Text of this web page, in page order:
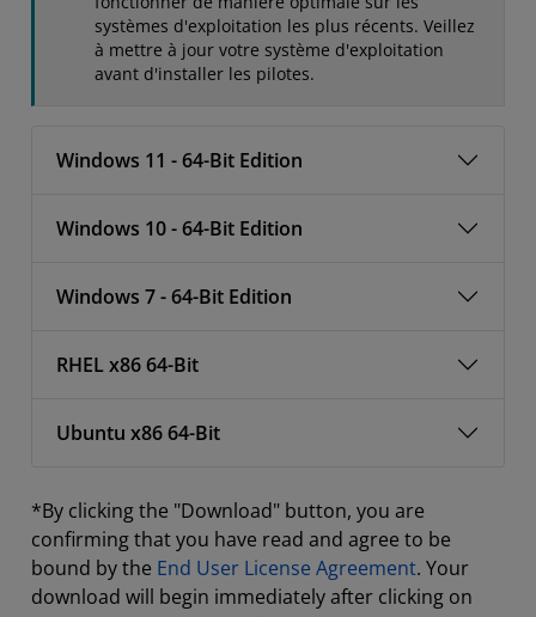
systèmes d'exploitation les plus récents. Veillez
à mettre à jour votre système d'exploitation
avant d'installer les pilotes.
Windows 11 - 64-Bit Edition
Windows 10 - 64-Bit Edition
Windows 7 - 64-Bit Edition
RHEL x86 64-Bit
Ubuntu x86 64-Bit
*By clicking the "Download" button, you are
confirming that you have read and agree to be
bound by the End User License Agreement. Your
download will begin immediately after clicking on